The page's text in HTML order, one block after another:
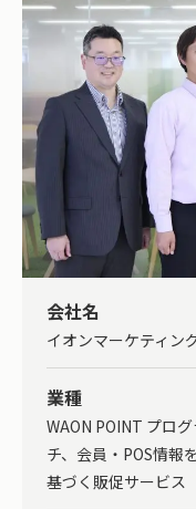
会社名
イオンマーケティン
業種
WAON POINT プロ
チ、会員・POS情報
基づく販促サービス